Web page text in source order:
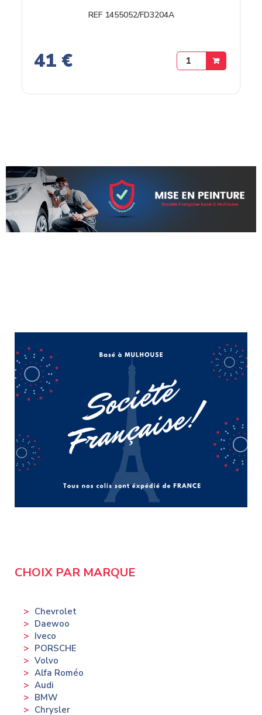
CHOIX PAR MARQUE
Chevrolet
Daewoo
Iveco
PORSCHE
Volvo
Alfa Roméo
Audi
BMW
Chrysler
REF 1455052/FD3204A
41 €